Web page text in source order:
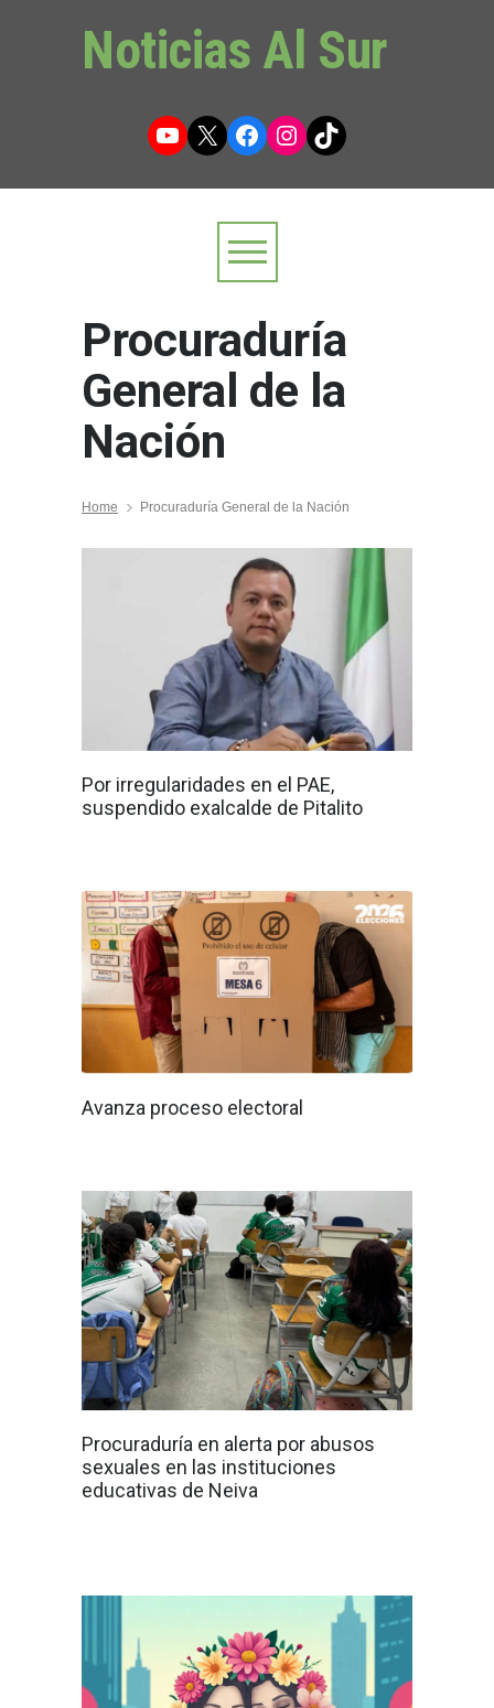
Noticias Al Sur
YouTube
X Facebook
Instagram
TikTok
Procuraduría
General de la
Nación
Home Procuraduría General de la Nación
Por irregularidades en el PAE,
suspendido exalcalde de Pitalito
Avanza proceso electoral
Procuraduría en alerta por abusos
sexuales en las instituciones
educativas de Neiva